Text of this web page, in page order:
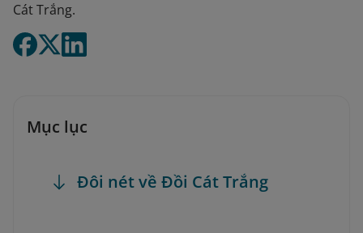
Cát Trắng.
Mục lục
Đôi nét về Đồi Cát Trắng